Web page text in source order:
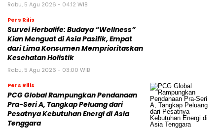
Rabu, 5 Agu 2026 - 04:12 WIB
Pers Rilis
Survei Herbalife: Budaya “Wellness”
Kian Menguat di Asia Pasifik, Empat
dari Lima Konsumen Memprioritaskan
Kesehatan Holistik
Rabu, 5 Agu 2026 - 03:00 WIB
Pers Rilis
PCG Global Rampungkan Pendanaan
Pra-Seri A, Tangkap Peluang dari
Pesatnya Kebutuhan Energi di Asia
Tenggara